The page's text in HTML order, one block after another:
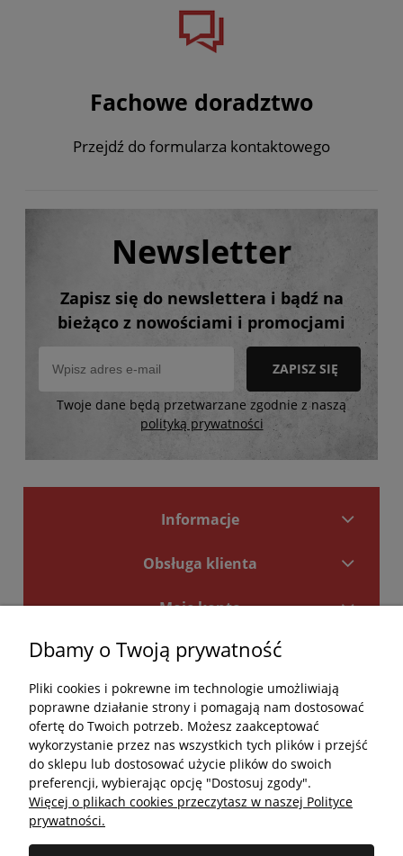
Fachowe doradztwo
Przejdź do formularza kontaktowego
Newsletter
Zapisz się do newslettera i bądź na
bieżąco z nowościami i promocjami
ZAPISZ SIĘ
Twoje dane będą przetwarzane zgodnie z naszą
polityką prywatności
Informacje
Obsługa klienta
Moje konto
Płatności i dostawa
Kontakt
Kontakt
undefined
Godziny otwarcia salonu:
Dbamy o Twoją prywatność
Pliki cookies i pokrewne im technologie umożliwiają
poprawne działanie strony i pomagają nam dostosować
ofertę do Twoich potrzeb. Możesz zaakceptować
wykorzystanie przez nas wszystkich tych plików i przejść
do sklepu lub dostosować użycie plików do swoich
preferencji, wybierając opcję "Dostosuj zgody".
Więcej o plikach cookies przeczytasz w naszej Polityce
prywatności.